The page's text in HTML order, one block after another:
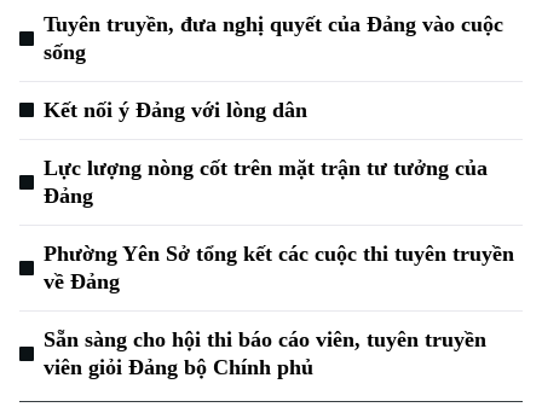
Thời sự
Tuyên truyền, đưa nghị quyết của Đảng vào cuộc
sống
Kết nối ý Đảng với lòng dân
Lực lượng nòng cốt trên mặt trận tư tưởng của
Đảng
Phường Yên Sở tổng kết các cuộc thi tuyên truyền
về Đảng
Sẵn sàng cho hội thi báo cáo viên, tuyên truyền
viên giỏi Đảng bộ Chính phủ